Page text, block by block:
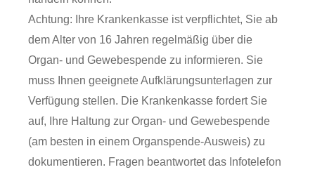
Achtung: Ihre Krankenkasse ist verpflichtet, Sie ab
dem Alter von 16 Jahren regelmäßig über die
Organ- und Gewebespende zu informieren. Sie
muss Ihnen geeignete Aufklärungsunterlagen zur
Verfügung stellen. Die Krankenkasse fordert Sie
auf, Ihre Haltung zur Organ- und Gewebespende
(am besten in einem Organspende-Ausweis) zu
dokumentieren. Fragen beantwortet das Infotelefon